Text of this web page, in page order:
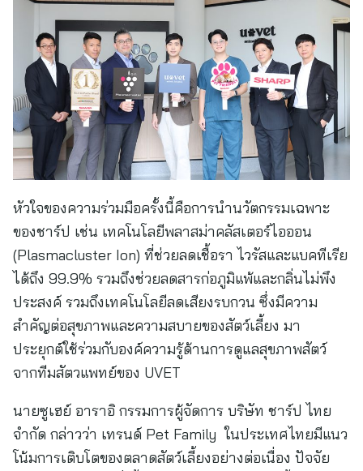
หัวใจของความร่วมมือครั้งนี้คือการนำนวัตกรรมเฉพาะ
ของชาร์ป เช่น เทคโนโลยีพลาสม่าคลัสเตอร์ไอออน
(Plasmacluster Ion) ที่ช่วยลดเชื้อรา ไวรัสและแบคทีเรีย
ได้ถึง 99.9% รวมถึงช่วยลดสารก่อภูมิแพ้และกลิ่นไม่พึง
ประสงค์ รวมถึงเทคโนโลยีลดเสียงรบกวน ซึ่งมีความ
สำคัญต่อสุขภาพและความสบายของสัตว์เลี้ยง มา
ประยุกต์ใช้ร่วมกับองค์ความรู้ด้านการดูแลสุขภาพสัตว์
จากทีมสัตวแพทย์ของ UVET
นายซูเฮย์ อาราอิ กรรมการผู้จัดการ บริษัท ชาร์ป ไทย
จำกัด กล่าวว่า เทรนด์ Pet Family ในประเทศไทยมีแนว
โน้มการเติบโตของตลาดสัตว์เลี้ยงอย่างต่อเนื่อง ปัจจัย